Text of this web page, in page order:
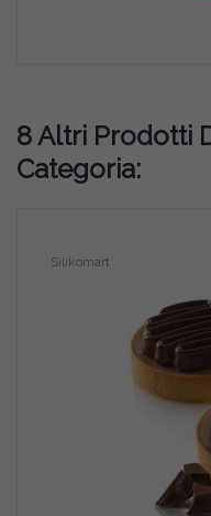
8 Altri Prodotti
Categoria:
Silikomart